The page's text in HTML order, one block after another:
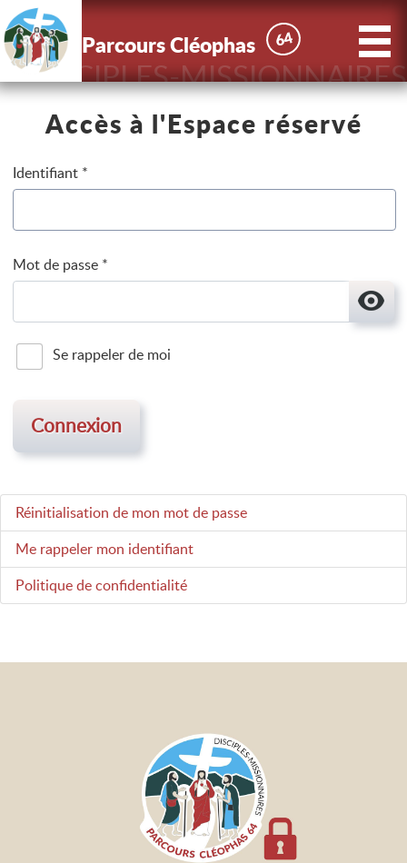
Parcours
Cléophas
64
X
DISCIPLES-MISSIONNAIRES
Parcours Cléophas 64
Accès à l'Espace réservé
Identifiant *
Mot de passe *
Se rappeler de moi
Connexion
Réinitialisation de mon mot de passe
Me rappeler mon identifiant
Politique de confidentialité